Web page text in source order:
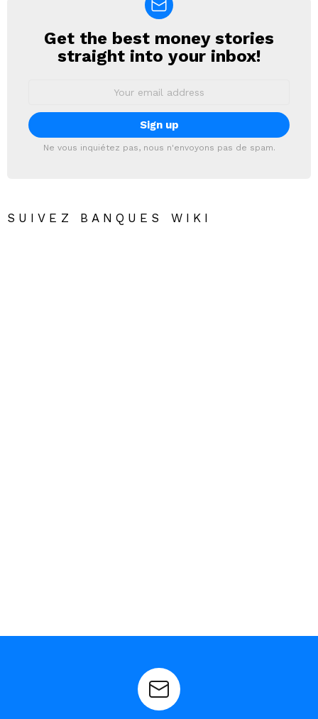
NEWSLETTER
Get the best money stories
straight into your inbox!
Ne vous inquiétez pas, nous n'envoyons pas de spam.
SUIVEZ BANQUES WIKI